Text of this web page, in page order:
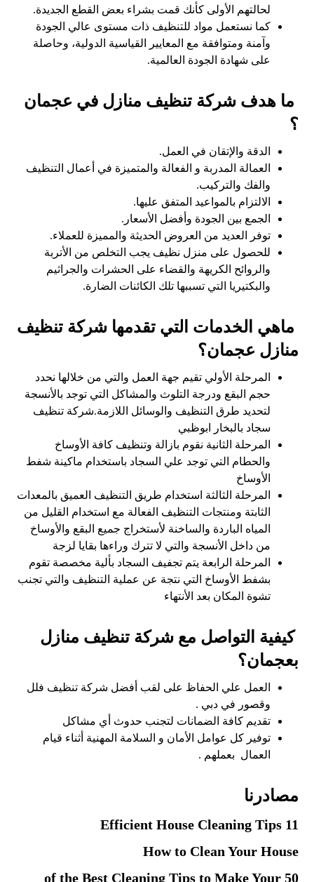
لحالتهم الأولى كأنك قمت بشراء بعض القطع الجديدة.
كما نستعمل مواد للتنظيف ذات مستوى عالي الجودة
وآمنة ومتوافقة مع المعايير القياسية الدولية، وحاصلة
على شهادة الجودة العالمية.
ما هدف شركة تنظيف منازل في عجمان
؟
الدقة والإتقان في العمل.
العمالة المدربة و الفعالة والمتميزة في أعمال التنظيف
والفك والتركيب.
الالتزام بالمواعيد المتفق عليها.
الجمع بين الجودة وأفضل الأسعار.
توفر العديد من العروض الحديثة والمميزة للعملاء.
للحصول على منزل نظيف يجب التخلص من الأتربة
والروائح الكريهة والقضاء على الحشرات والجراثيم
والبكتيريا التي تسببها تلك الكائنات الضارة.
ماهي الخدمات التي تقدمها شركة تنظيف
منازل عجمان؟
المرحلة الأولي تقيم جهة العمل والتي من خلالها نحدد
حجم البقع ودرجة التلوث والمشاكل التي توجد بالأنسجة
لتحديد طرق التنظيف والوسائل اللازمة.شركة تنظيف
سجاد بالبخار ابوظبي
المرحلة الثانية نقوم بازالة وتنظيف كافة الأوساخ
والحطام التي توجد علي السجاد باستخدام ماكينة شفط
الأوساخ
المرحلة الثالثة استخدام طريق التنظيف العميق بالمعدات
الثابتة ومنتجات التنظيف الفعالة مع استخدام القليل من
المياه الباردة والساخنة لأستخراج جميع البقع والأوساخ
من داخل الأنسجة والتي لا تترك وراءها بقايا لزجة
المرحلة الرابعة يتم تجفيف السجاد بألية مخصصة تقوم
بشفط الأوساخ التي نتجة عن عملية التنظيف والتي تجنب
تشوة المكان بعد الأنتهاء
كيفية التواصل مع شركة تنظيف منازل
بعجمان؟
العمل علي الحفاظ على لقب أفضل شركة تنظيف فلل
وقصور في دبي .
تقديم كافة الضمانات لتجنب حدوث أي مشاكل
توفير كل عوامل الأمان و السلامة المهنية أثناء قيام
العمال بعملهم .
مصادرنا
11 Efficient House Cleaning Tips
How to Clean Your House
50 of the Best Cleaning Tips to Make Your